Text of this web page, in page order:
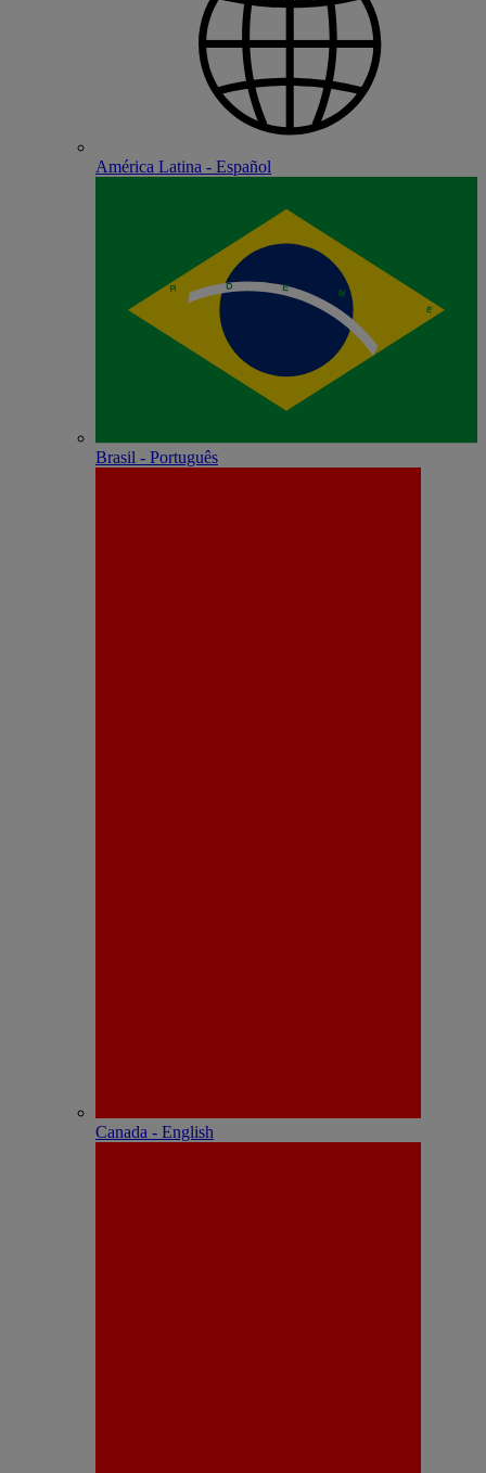
América Latina - Español
Brasil - Português
Canada - English